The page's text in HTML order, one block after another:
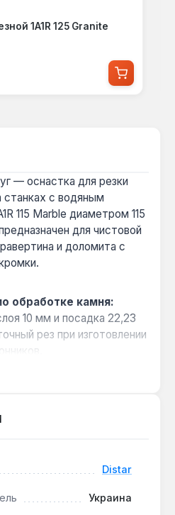
1A1R 125 Granite
— оснастка для резки
станках с водяным
115 Marble диаметром 115
для чистовой
и доломита с
обработке камня:
10 мм и посадка 22,23
рез при изготовлении
— мрамора и
Distar
Украина